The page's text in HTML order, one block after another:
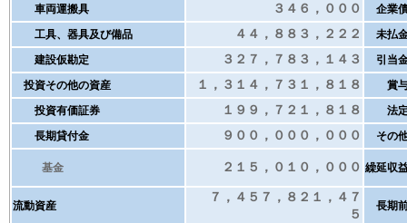
車両運搬具 ３４６，０００
企業
工具、器具及び備品
４４，８８３，２２２
未払
建設仮勘定
３２７，７８３，１４３
引当
投資その他の資産
１，３１４，７３１，８１８
賞与
投資有価証券
１９９，７２１，８１８
法定
長期貸付金
９００，０００，０００ その
基金 ２１５，０１０，０００ 繰延収
流動資産
７，４５７，８２１，４７
５
長期